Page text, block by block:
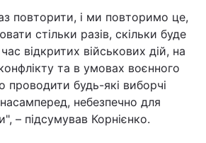
повторити, і ми повторимо це,
стільки разів, скільки буде
відкритих військових дій, на
конфлікту та в умовах воєнного
будь-які виборчі
небезпечно для
– підсумував Корнієнко.